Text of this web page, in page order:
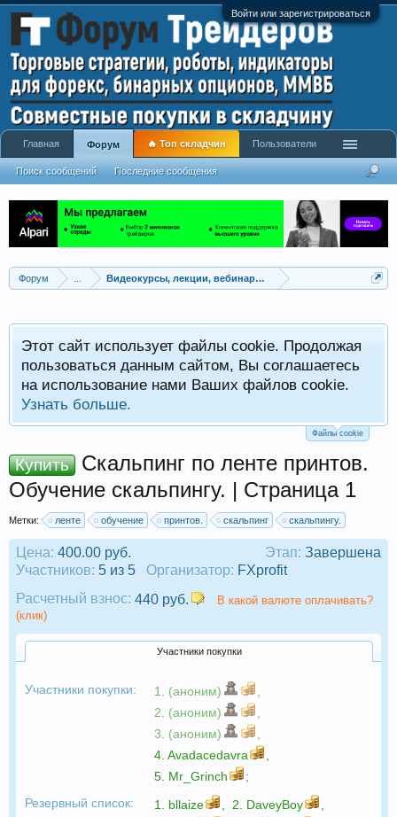
Войти или зарегистрироваться
Форум Видеокурсы, лекции, вебинары, учебный материал
Этот сайт использует файлы cookie. Продолжая
пользоваться данным сайтом, Вы соглашаетесь
на использование нами Ваших файлов cookie.
Узнать больше.
Файлы cookie
Купить
Скальпинг по ленте принтов.
Обучение скальпингу. | Страница 1
Метки: ленте обучение принтов. скальпинг скальпингу.
Этап: Завершена
Цена: 400.00 руб.
Участников: 5 из 5 Организатор: FXprofit
Расчетный взнос: 440 руб.
В какой валюте оплачивать?
(клик)
Участники покупки
Участники покупки: 1. (аноним)
2. (аноним)
3. (аноним)
4. Avadacedavra
5. Mr_Grinch
;
Резервный список:
1. bllaize 2. DaveyBoy
Главная Форум
Поиск сообщений Последние сообщения
🔥 Топ складчин Пользователи